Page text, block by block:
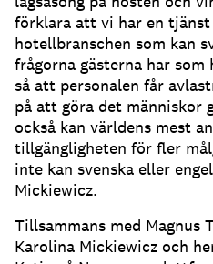
förklara att vi har en tjänst
hotellbranschen som kan
frågorna gästerna har
så att personalen får
på att göra det människor
också kan världens mest
tillgängligheten för fler
inte kan svenska eller
Mickiewicz.
Tillsammans med Magnus
Karolina Mickiewicz och